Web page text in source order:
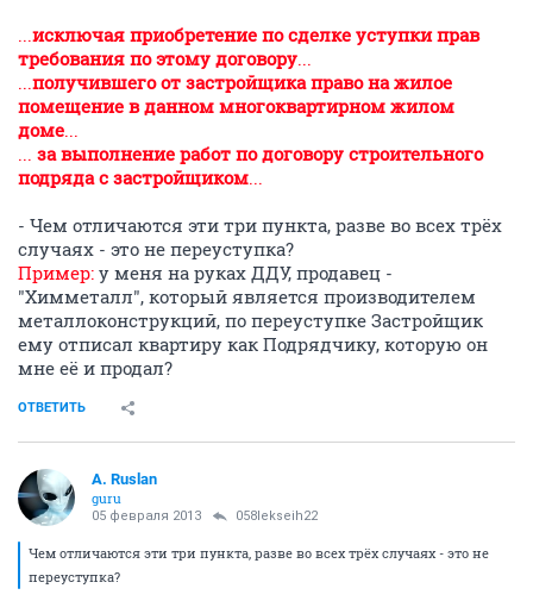
...исключая приобретение по сделке уступки прав
требования по этому договору...
...получившего от застройщика право на жилое
помещение в данном многоквартирном жилом
доме...
... за выполнение работ по договору строительного
подряда с застройщиком...
- Чем отличаются эти три пункта, разве во всех трёх
случаях - это не переуступка?
Пример: у меня на руках ДДУ, продавец -
"Химметалл", который является производителем
металлоконструкций, по переуступке Застройщик
ему отписал квартиру как Подрядчику, которую он
мне её и продал?
ОТВЕТИТЬ
A. Ruslan
guru
05 февраля 2013 058lekseih22
Чем отличаются эти три пункта, разве во всех трёх случаях - это не
переуступка?